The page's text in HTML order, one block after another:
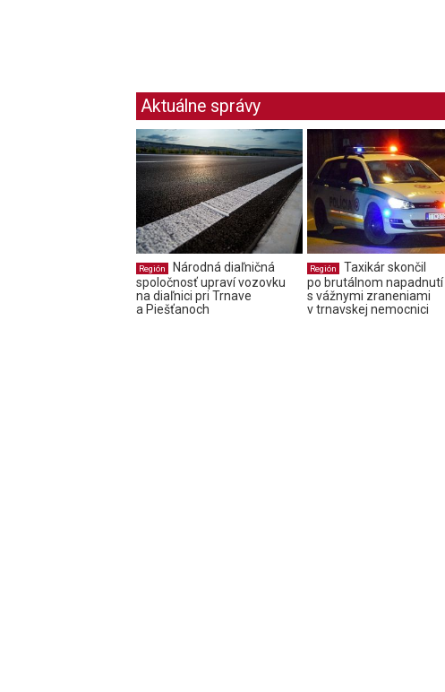
Aktuálne správy
Región
Národná diaľničná
spoločnosť upraví vozovku
na diaľnici pri Trnave
a Piešťanoch
Región
Taxikár skončil
po brutálnom napadnutí
s vážnymi zraneniami
v trnavskej nemocnici